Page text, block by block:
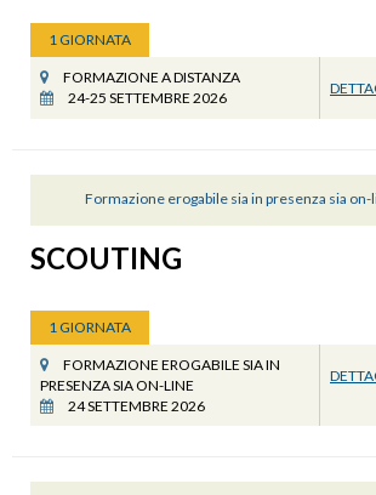
1 GIORNATA
FORMAZIONE A DISTANZA
24-25 SETTEMBRE 2026
Formazione erogabile sia in presenza sia on-
SCOUTING
1 GIORNATA
FORMAZIONE EROGABILE SIA IN
PRESENZA SIA ON-LINE
24 SETTEMBRE 2026